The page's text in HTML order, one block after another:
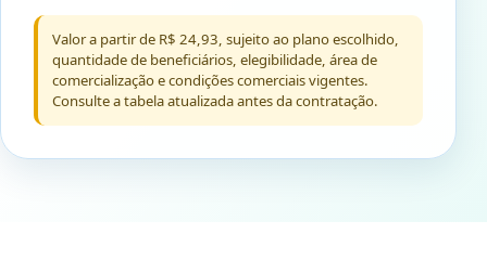
Valor a partir de R$ 24,93, sujeito ao plano escolhido,
quantidade de beneficiários, elegibilidade, área de
comercialização e condições comerciais vigentes.
Consulte a tabela atualizada antes da contratação.